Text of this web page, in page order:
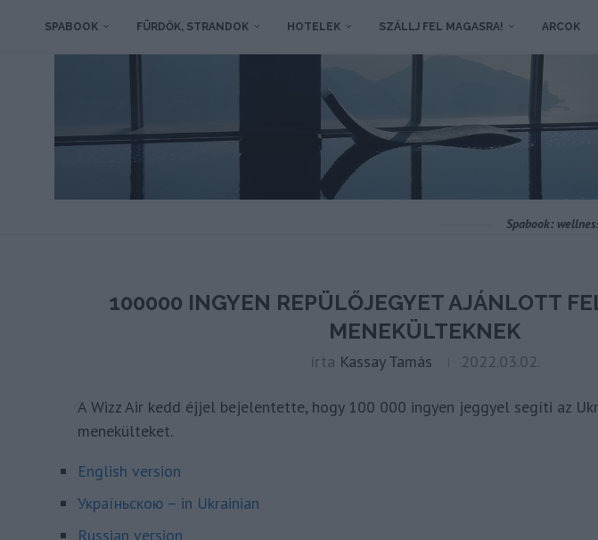
SPABOOK FÜRDŐK, STRANDOK HOTELEK SZÁLLJ FEL MAGASRA! ARCOK
Spabook:
100000 INGYEN REPÜLŐJEGYET AJÁNLOTT
MENEKÜLTEKNEK
írta Kassay Tamás 2022.03.02.
A Wizz Air kedd éjjel bejelentette, hogy 100 000 ingyen jeggyel segíti az
menekülteket.
English version
Україньскою – in Ukrainian
Russian version